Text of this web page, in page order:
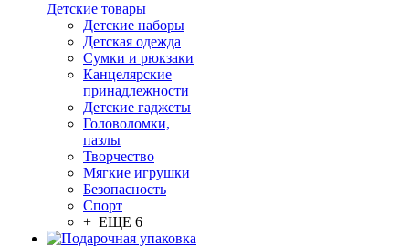
Детские товары
Детские наборы
Детская одежда
Сумки и рюкзаки
Канцелярские
принадлежности
Детские гаджеты
Головоломки,
пазлы
Творчество
Мягкие игрушки
Безопасность
Спорт
+ ЕЩЕ 6